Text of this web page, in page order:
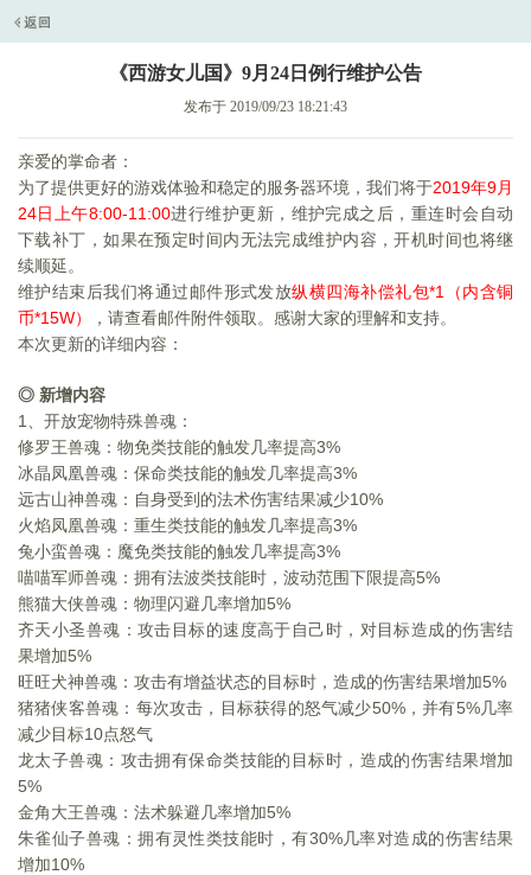
《西游女儿国》9月24日例行维护公告
发布于 2019/09/23 18:21:43
亲爱的掌命者：
为了提供更好的游戏体验和稳定的服务器环境，我们将于2019年9月
24日上午8:00-11:00进行维护更新，维护完成之后，重连时会自动
下载补丁，如果在预定时间内无法完成维护内容，开机时间也将继
续顺延。
维护结束后我们将通过邮件形式发放纵横四海补偿礼包*1（内含铜
币*15W）
，请查看邮件附件领取。感谢大家的理解和支持。
本次更新的详细内容：
◎ 新增内容
1
、开放宠物特殊兽魂：
修罗王兽魂：物免类技能的触发几率提高3%
冰晶凤凰兽魂：保命类技能的触发几率提高3%
远古山神兽魂：自身受到的法术伤害结果减少10%
火焰凤凰兽魂：重生类技能的触发几率提高3%
兔小蛮兽魂：魔免类技能的触发几率提高3%
喵喵军师兽魂：拥有法波类技能时，波动范围下限提高5%
熊猫大侠兽魂：物理闪避几率增加5%
齐天小圣兽魂：攻击目标的速度高于自己时，对目标造成的伤害结
果增加5%
旺旺犬神兽魂：攻击有增益状态的目标时，造成的伤害结果增加5%
猪猪侠客兽魂：每次攻击，目标获得的怒气减少50%，并有5%几率
减少目标10点怒气
龙太子兽魂：攻击拥有保命类技能的目标时，造成的伤害结果增加
5%
金角大王兽魂：法术躲避几率增加5%
朱雀仙子兽魂：拥有灵性类技能时，有30%几率对造成的伤害结果
增加10%